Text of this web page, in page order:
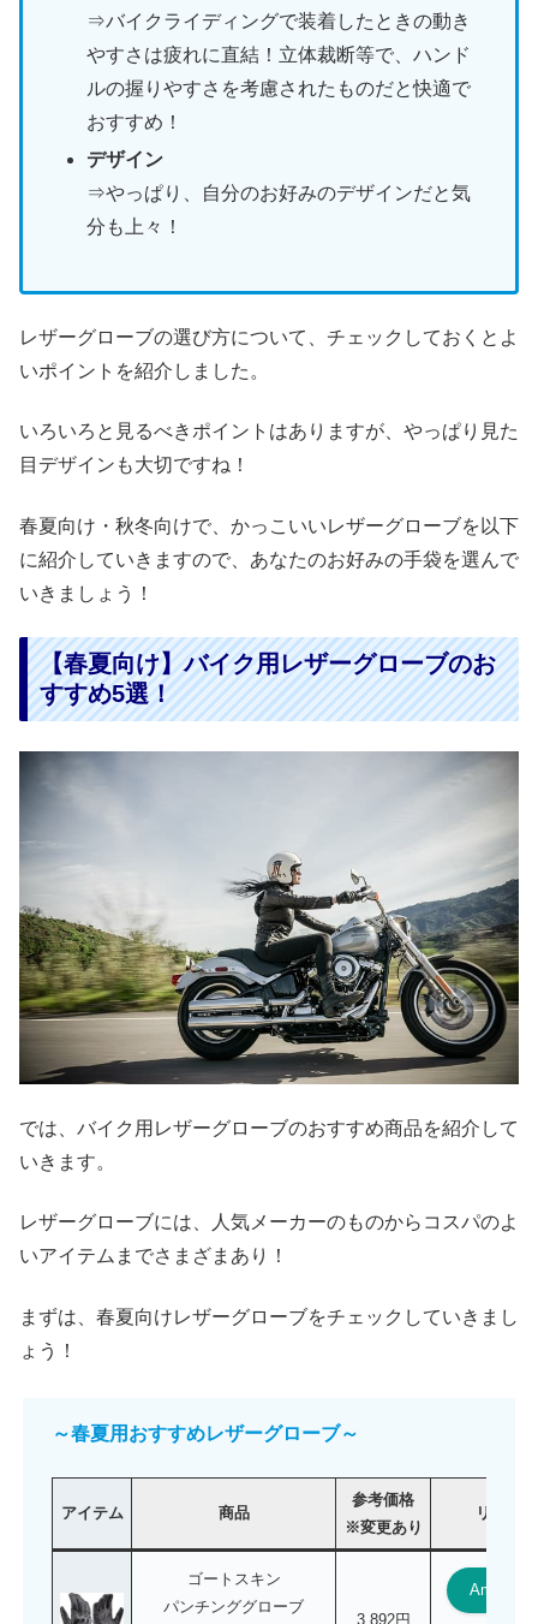
⇒バイクライディングで装着したときの動き
やすさは疲れに直結！立体裁断等で、ハンド
ルの握りやすさを考慮されたものだと快適で
おすすめ！
デザイン
⇒やっぱり、自分のお好みのデザインだと気
分も上々！
レザーグローブの選び方について、チェックしておくとよ
いポイントを紹介しました。
いろいろと見るべきポイントはありますが、やっぱり見た
目デザインも大切ですね！
春夏向け・秋冬向けで、かっこいいレザーグローブを以下
に紹介していきますので、あなたのお好みの手袋を選んで
いきましょう！
【春夏向け】バイク用レザーグローブのお
すすめ5選！
では、バイク用レザーグローブのおすすめ商品を紹介して
いきます。
レザーグローブには、人気メーカーのものからコスパのよ
いアイテムまでさまざまあり！
まずは、春夏向けレザーグローブをチェックしていきまし
ょう！
～春夏用おすすめレザーグローブ～
アイテム 商品
参考価格
※変更あり
リンク
ゴートスキン
パンチンググローブ
3,892円
Amazon